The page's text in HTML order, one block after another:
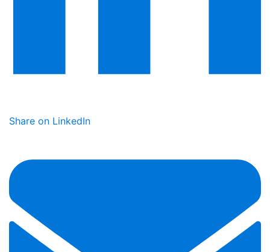
Share on LinkedIn